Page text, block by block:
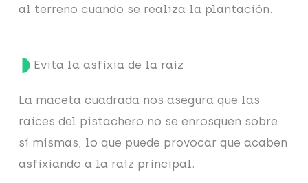
al terreno cuando se realiza la plantación.
Evita la asfixia de la raíz
La maceta cuadrada nos asegura que las
raíces del pistachero no se enrosquen sobre
sí mismas, lo que puede provocar que acaben
asfixiando a la raíz principal.